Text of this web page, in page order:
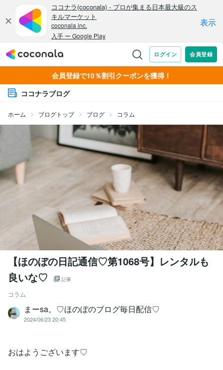
会員登録で10％割引クーポンを獲得！
ココナラブログ
ホーム ブログトップ ブログ コラム
【ほのぼの日記通信♡第1068号】レンタルも
良いな♡
記事
コラム
まーsa。♡ほのぼのブログ毎日配信♡
2024/06/23 20:45
おはようございます♡